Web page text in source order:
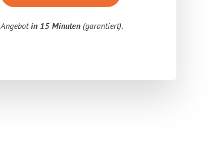
Angebotin 15 Minuten (garantiert).